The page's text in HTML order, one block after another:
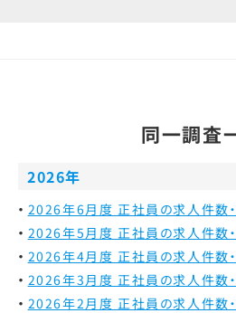
同一調査
2026年
2026年6月度 正社員の求人件数
2026年5月度 正社員の求人件数
2026年4月度 正社員の求人件数
2026年3月度 正社員の求人件数
2026年2月度 正社員の求人件数